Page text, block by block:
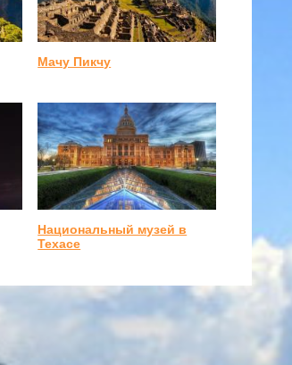
Мачу Пикчу
Национальный музей в
Техасе